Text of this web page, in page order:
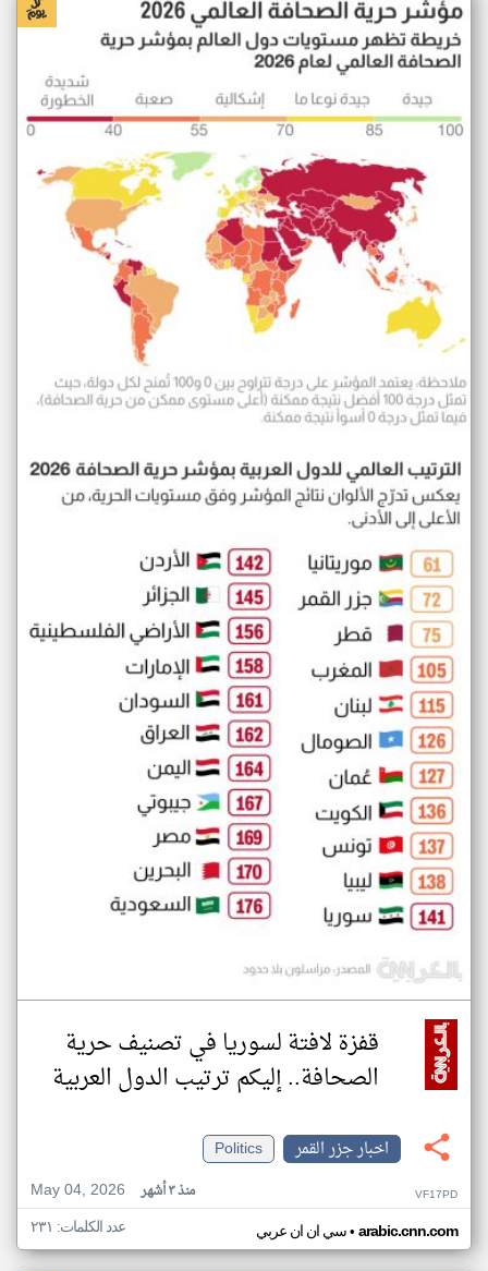
قفزة لافتة لسوريا في تصنيف حرية
الصحافة.. إليكم ترتيب الدول العربية
اخبار جزر القمر
Politics
May 04, 2026
منذ ٣ أشهر VF17PD
سي ان ان عربي• arabic.cnn.com عدد الكلمات: ٢٣١